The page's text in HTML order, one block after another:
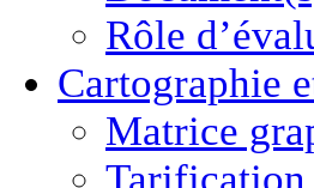
Rôle
Cartographie
Matrice